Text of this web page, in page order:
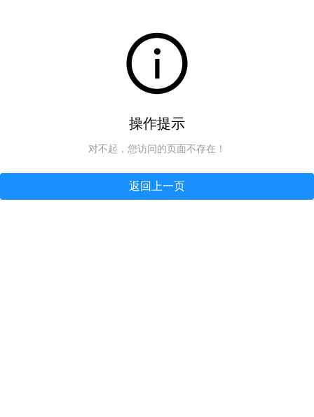
操作提示
对不起，您访问的页面不存在！
返回上一页